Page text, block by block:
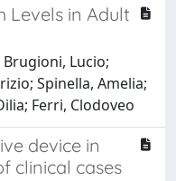
Levels in Adult
Lucio;
Spinella, Amelia;
Ferri, Clodoveo
device in
clinical cases